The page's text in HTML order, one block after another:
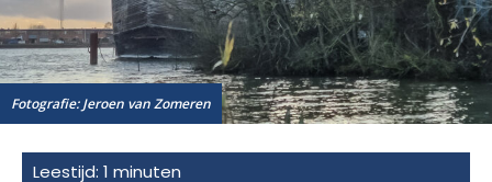
Fotografie: Jeroen van Zomeren